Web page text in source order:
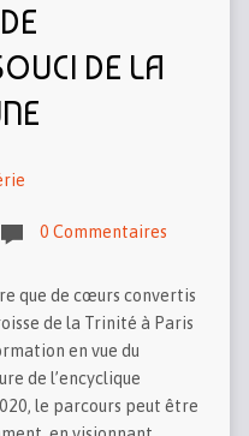
DE LA
0 Commentaires
que de cœurs convertis
de la Trinité à Paris
en vue du
de l’encyclique
le parcours peut être